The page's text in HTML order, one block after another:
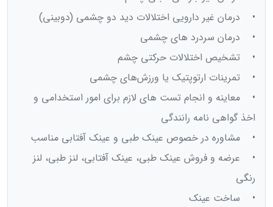
• درمان غیر دارویی اختلالات دید دو چشمی (دوبینی)
• درمان سردرد های چشمی
• تشخیص اختلالات حرکتی چشم
• تمرینات ارتوپتیک یا ورزش‌های چشمی
• معاینه و انجام تست های لازم برای امور استخدامی و
اخذ گواهی نامه رانندگی
• مشاوره در خصوص عینک طبی و عینک آفتابی مناسب
• عرضه و فروش عینک طبی، عینک آفتابی، لنز طبی، لنز
رنگی
• ساخت عینک